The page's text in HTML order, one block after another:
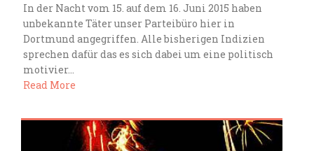
In der Nacht vom 15. auf dem 16. Juni 2015 haben
unbekannte Täter unser Parteibüro hier in
Dortmund angegriffen. Alle bisherigen Indizien
sprechen dafür das es sich dabei um eine politisch
motivier...
Read More